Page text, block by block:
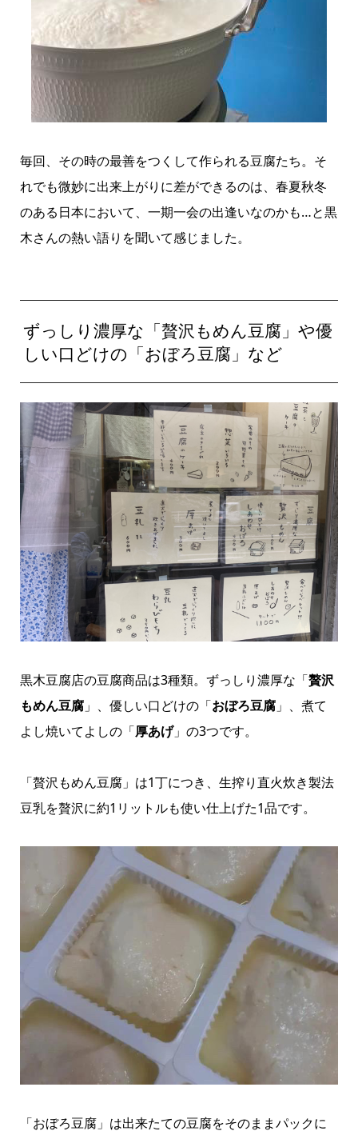
毎回、その時の最善をつくして作られる豆腐たち。そ
れでも微妙に出来上がりに差ができるのは、春夏秋冬
のある日本において、一期一会の出逢いなのかも…と黒
木さんの熱い語りを聞いて感じました。
ずっしり濃厚な「贅沢もめん豆腐」や優
しい口どけの「おぼろ豆腐」など
黒木豆腐店の豆腐商品は3種類。ずっしり濃厚な「贅沢
もめん豆腐」、優しい口どけの「おぼろ豆腐」、煮て
よし焼いてよしの「厚あげ」の3つです。
「贅沢もめん豆腐」は1丁につき、生搾り直火炊き製法
豆乳を贅沢に約1リットルも使い仕上げた1品です。
「おぼろ豆腐」は出来たての豆腐をそのままパックに